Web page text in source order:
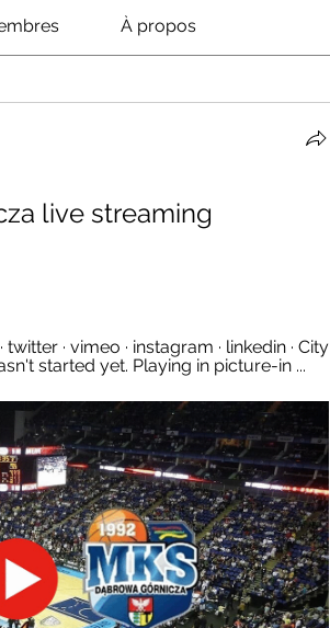
À propos
live streaming
· vimeo · instagram · linkedin · City
started yet. Playing in picture-in ...